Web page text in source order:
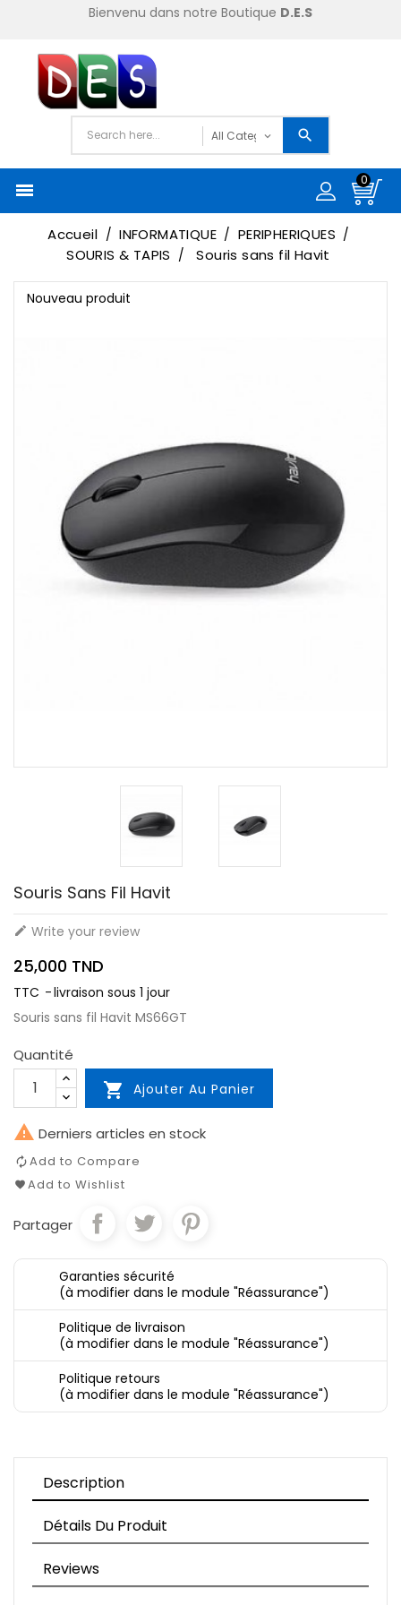
Bienvenu dans notre Boutique D.E.S

0
Accueil INFORMATIQUE
PERIPHERIQUES
SOURIS & TAPIS
Souris sans fil Havit
Nouveau produit
Souris Sans Fil Havit
 Write your review
25,000 TND
TTC
livraison sous 1 jour
Souris sans fil Havit MS66GT
Quantité
 Ajouter Au Panier
 Derniers articles en stock
Add to Compare
Add to Wishlist
Partager
Garanties sécurité
(à modifier dans le module "Réassurance")
Politique de livraison
(à modifier dans le module "Réassurance")
Politique retours
(à modifier dans le module "Réassurance")
Description
Détails Du Produit
Reviews